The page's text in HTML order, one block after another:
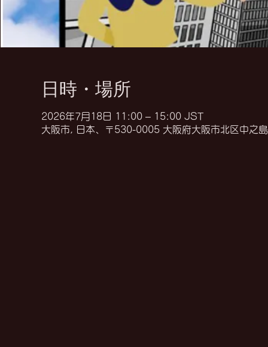
日時・場所
2026年7月18日 11:00 – 15:00 JST
大阪市, 日本、〒530-0005 大阪府大阪市北区中之